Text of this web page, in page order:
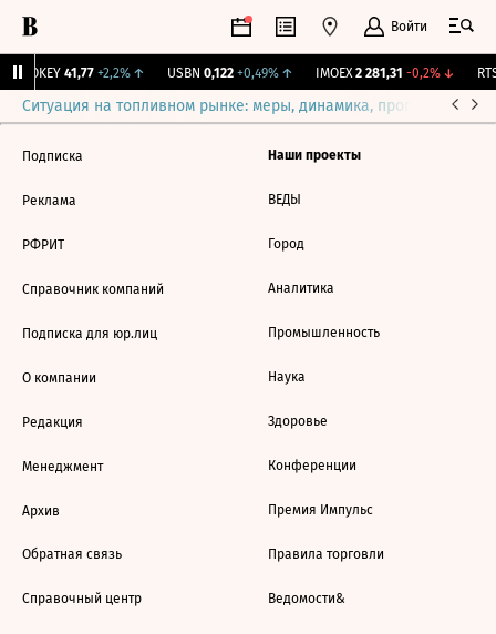
Войти
OKEY 41,77 +2,2%↑ USBN 0,122 +0,49%↑ IMOEX 2 281,31 -0,2%↓
Ситуация на топливном рынке: меры, динамика, прогнозы
Подписка
Реклама
РФРИТ
Справочник компаний
Подписка для юр.лиц
О компании
Редакция
Менеджмент
Архив
Обратная связь
Справочный центр
Наши проекты
ВЕДЫ
Город
Аналитика
Промышленность
Наука
Здоровье
Конференции
Премия Импульс
Правила торговли
Ведомости&